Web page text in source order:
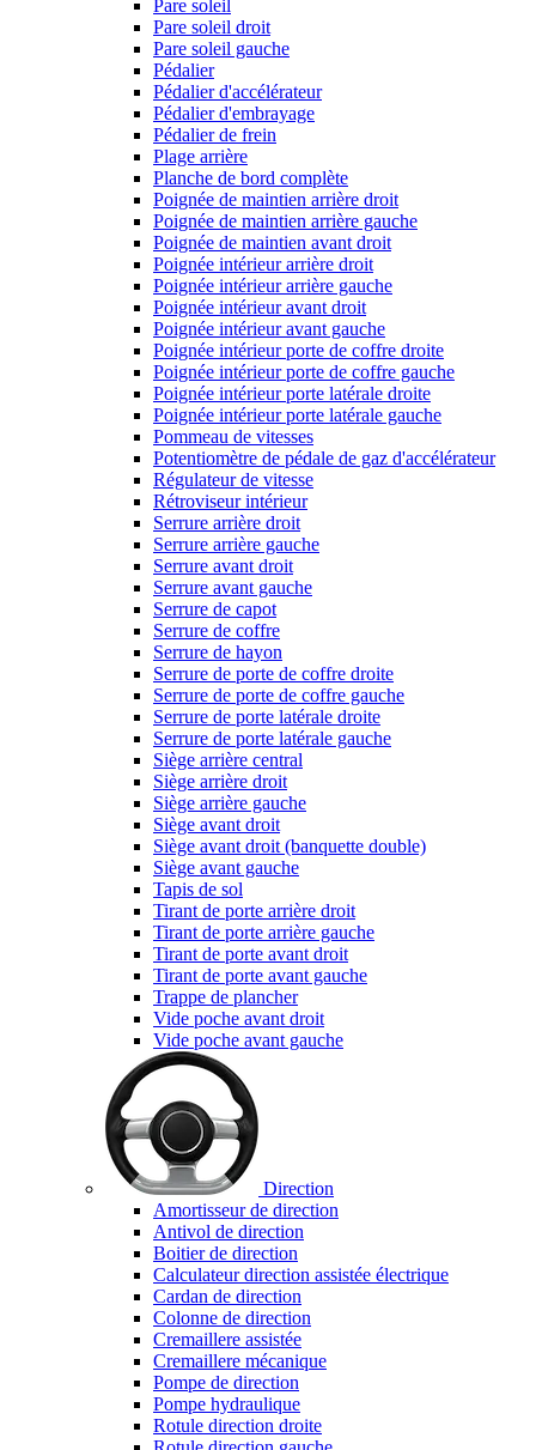
Pare soleil
Pare soleil droit
Pare soleil gauche
Pédalier
Pédalier d'accélérateur
Pédalier d'embrayage
Pédalier de frein
Plage arrière
Planche de bord complète
Poignée de maintien arrière droit
Poignée de maintien arrière gauche
Poignée de maintien avant droit
Poignée intérieur arrière droit
Poignée intérieur arrière gauche
Poignée intérieur avant droit
Poignée intérieur avant gauche
Poignée intérieur porte de coffre droite
Poignée intérieur porte de coffre gauche
Poignée intérieur porte latérale droite
Poignée intérieur porte latérale gauche
Pommeau de vitesses
Potentiomètre de pédale de gaz d'accélérateur
Régulateur de vitesse
Rétroviseur intérieur
Serrure arrière droit
Serrure arrière gauche
Serrure avant droit
Serrure avant gauche
Serrure de capot
Serrure de coffre
Serrure de hayon
Serrure de porte de coffre droite
Serrure de porte de coffre gauche
Serrure de porte latérale droite
Serrure de porte latérale gauche
Siège arrière central
Siège arrière droit
Siège arrière gauche
Siège avant droit
Siège avant droit (banquette double)
Siège avant gauche
Tapis de sol
Tirant de porte arrière droit
Tirant de porte arrière gauche
Tirant de porte avant droit
Tirant de porte avant gauche
Trappe de plancher
Vide poche avant droit
Vide poche avant gauche
Direction
Amortisseur de direction
Antivol de direction
Boitier de direction
Calculateur direction assistée électrique
Cardan de direction
Colonne de direction
Cremaillere assistée
Cremaillere mécanique
Pompe de direction
Pompe hydraulique
Rotule direction droite